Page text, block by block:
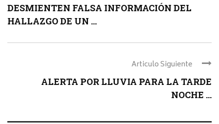
DESMIENTEN FALSA INFORMACIÓN DEL
HALLAZGO DE UN ...
Articulo Siguiente
ALERTA POR LLUVIA PARA LA TARDE
NOCHE ...